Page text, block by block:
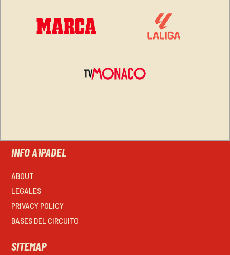
INFO A1PADEL
ABOUT
LEGALES
PRIVACY POLICY
BASES DEL CIRCUITO
SITEMAP